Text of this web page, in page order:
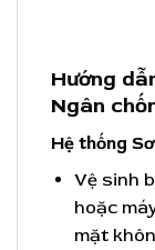
Hướng
Ngân
Hệ thống
Vệ sinh
hoặc
mặt